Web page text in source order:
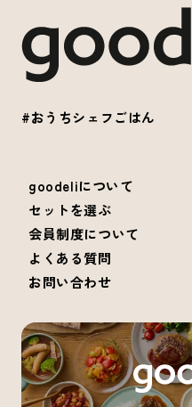
#おうちシェフごはん
goodeliについて
セットを選ぶ
会員制度について
よくある質問
お問い合わせ